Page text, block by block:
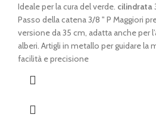
prezzo
originale
era:
€ 404,00.
prezzo
attuale
è:
€ 328,00.
Ideale per la cura del verde. cilindrata
Passo della catena 3/8 " P Maggiori
versione da 35 cm, adatta anche per
alberi. Artigli in metallo per guidare la
facilità e precisione